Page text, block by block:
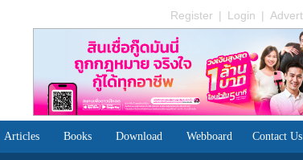
Register | Login |
Articles Books Download Webboard Contact Us